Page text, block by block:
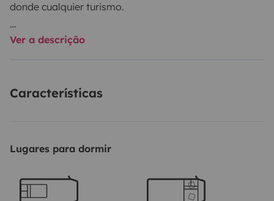
donde cualquier turismo.
Asiento cama propio de multivan 140x190, cama para
para tener todo a mano, asientos individuales
Motor 1,9 TDI de 105cv bajo consumo.
Ver a descrição
Características
Lugares para dormir